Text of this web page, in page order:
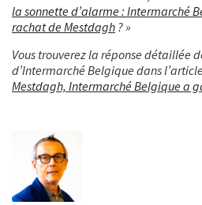
la sonnette d’alarme : Intermarché
rachat de Mestdagh ? »
Vous trouverez la réponse détaillée
d’Intermarché Belgique dans l’article
Mestdagh, Intermarché Belgique a